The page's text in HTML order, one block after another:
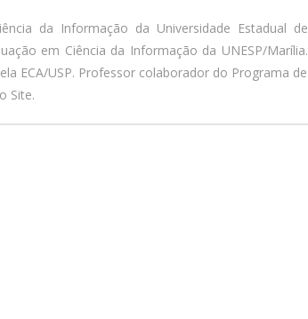
da Informação da Universidade Estadual de
em Ciência da Informação da UNESP/Marília.
ECA/USP. Professor colaborador do Programa de
Site.